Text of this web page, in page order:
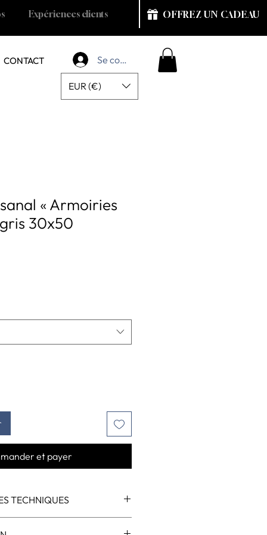
Expériences clients OFFREZ UN CADEAU
CONTACT Se connecter
EUR (€)
« Armoiries
30x50
et payer
TECHNIQUES